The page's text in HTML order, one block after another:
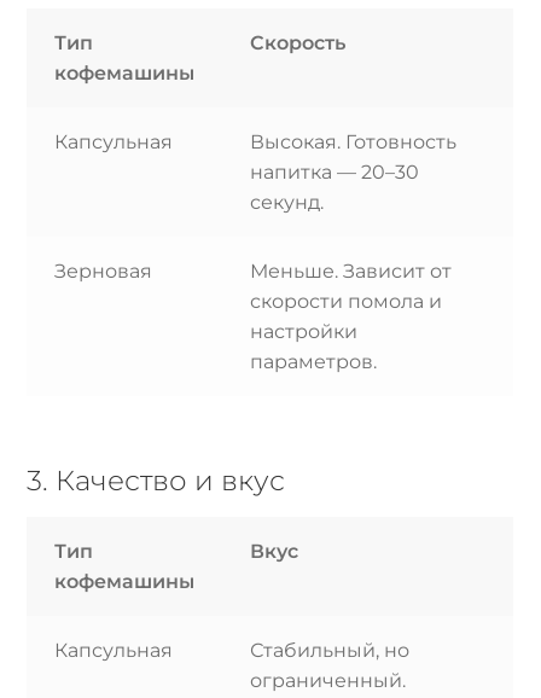
Тип
кофемашины
Скорость
Капсульная
Высокая. Готовность
напитка — 20–30
секунд.
Зерновая
Меньше. Зависит от
скорости помола и
настройки
параметров.
3. Качество и вкус
Тип
кофемашины
Вкус
Капсульная
Стабильный, но
ограниченный.